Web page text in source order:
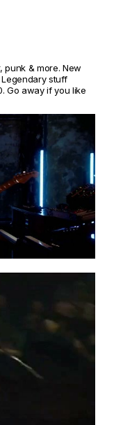
punk & more. New
stuff
Go away if you like